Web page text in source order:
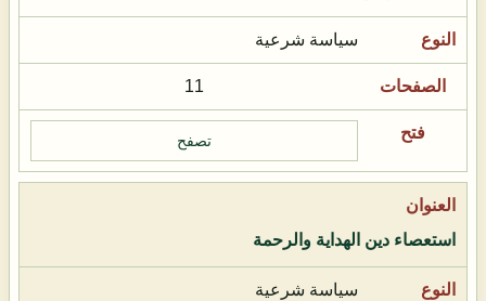
سياسة شرعية
11
تصفح
استعصاء دين الهداية والرحمة
سياسة شرعية